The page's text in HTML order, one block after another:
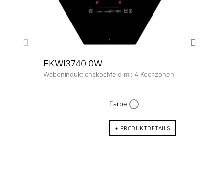
EKWI3740.0W
Wabeninduktionskochfeld mit 4 Kochzonen
Farbe
+ PRODUKTDETAILS